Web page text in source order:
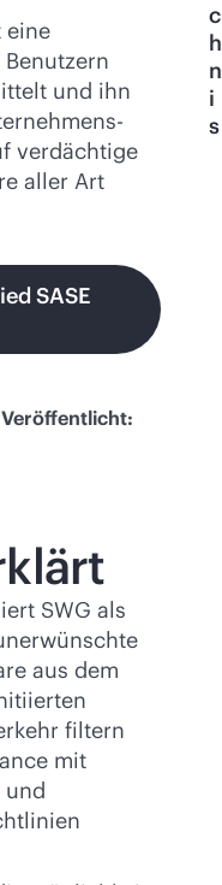
eine
und ihn
verdächtige
aller Art
SASE
c
h
n
i
s
SWG als
aus dem
filtern
mit
und